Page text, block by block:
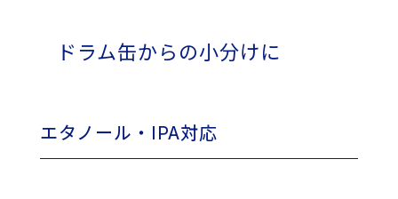
ドラム缶からの小分けに
エタノール・IPA対応